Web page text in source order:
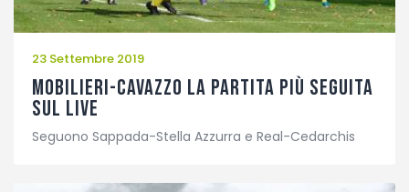
23 Settembre 2019
Mobilieri-Cavazzo la partita più seguita
sul Live
Seguono Sappada-Stella Azzurra e Real-Cedarchis